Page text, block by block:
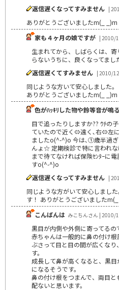
返信遅くなってすみません |
ありがとうございましたm(_
家も４ヶ月の娘ですが | 2010/
生まれてから、しばらくは、
らないうちに、良くなってまし
返信遅くてすみません | 2010/
同じような方いて安心しました
ありがとうございましたm(_ _)m
色がﾊｯｷﾘした物や鈴等音が鳴
目で追ったりしますか?? ｳﾁの
ていたので近く⇔遠く､右⇔左
ましたo(^-^)o 今は､①歳半過ぎ
んょ☆ 定期検診で特に言われ
まで待てなければ保険ｾﾝﾀｰに
すo(^-^)o
返信遅くなってすみません |
同じような方がいて安心しまし
す！ ありがとうございました
こんばんは みこちんさん | 2010/
黒目が内側や外側に寄ってるの
赤ちゃんは一般的に鼻の付け
ぶさって目と目の間が広くな
す。
成長して鼻が高くなると、黒
になるそうです。
鼻の付け根をつまんで、両目
配ないと思います。